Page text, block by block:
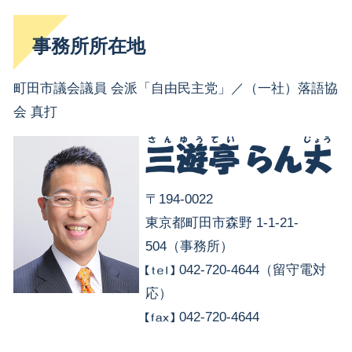
事務所所在地
町田市議会議員 会派「自由民主党」／（一社）落語協
会 真打
〒194-0022
東京都町田市森野 1-1-21-
504（事務所）
042-720-4644（留守電対
応）
042-720-4644